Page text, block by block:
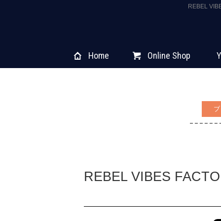
REBEL
Home Online Shop
REBEL VIBES